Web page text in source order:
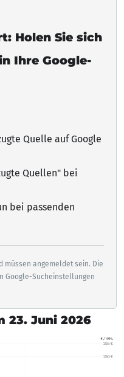
Holen Sie sich
Ihre Google-
Quelle auf Google
Quellen" bei
bei passenden
müssen angemeldet sein. Die
Google-Sucheinstellungen
23. Juni 2026